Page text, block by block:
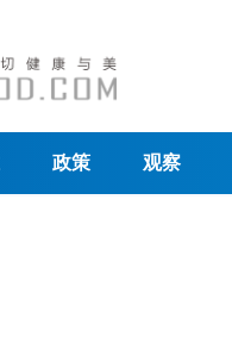
政策 观察